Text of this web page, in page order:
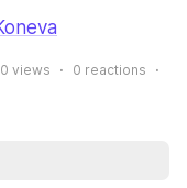
0 views 0 reactions